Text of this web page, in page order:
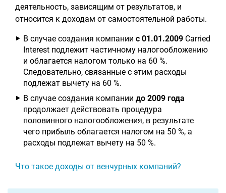
деятельность, зависящим от результатов, и
относится к доходам от самостоятельной работы.
В случае создания компании с 01.01.2009 Carried
Interest подлежит частичному налогообложению
и облагается налогом только на 60 %.
Следовательно, связанные с этим расходы
подлежат вычету на 60 %.
В случае создания компании до 2009 года
продолжает действовать процедура
половинного налогообложения, в результате
чего прибыль облагается налогом на 50 %, а
расходы подлежат вычету на 50 %.
Что такое доходы от венчурных компаний?